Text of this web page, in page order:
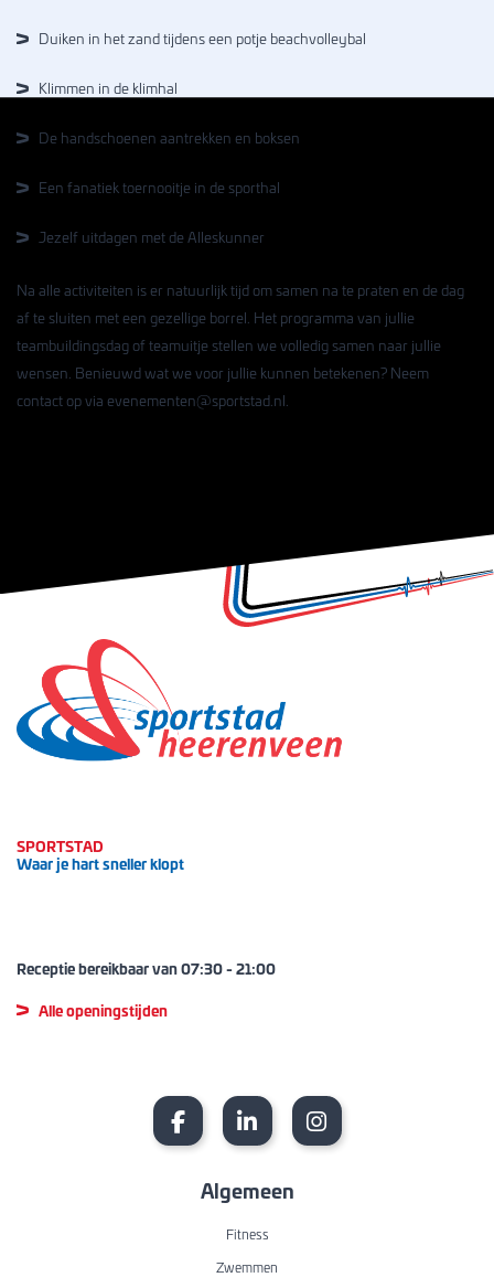
Duiken in het zand tijdens een potje beachvolleybal
Klimmen in de klimhal
De handschoenen aantrekken en boksen
Een fanatiek toernooitje in de sporthal
Jezelf uitdagen met de Alleskunner
Na alle activiteiten is er natuurlijk tijd om samen na te praten en de dag
af te sluiten met een gezellige borrel. Het programma van jullie
teambuildingsdag of teamuitje stellen we volledig samen naar jullie
wensen. Benieuwd wat we voor jullie kunnen betekenen? Neem
contact op via evenementen@sportstad.nl
SPORTSTAD
Waar je hart sneller klopt
Receptie bereikbaar van07:30-21:00
Alle openingstijden
Algemeen
Fitness
Zwemmen